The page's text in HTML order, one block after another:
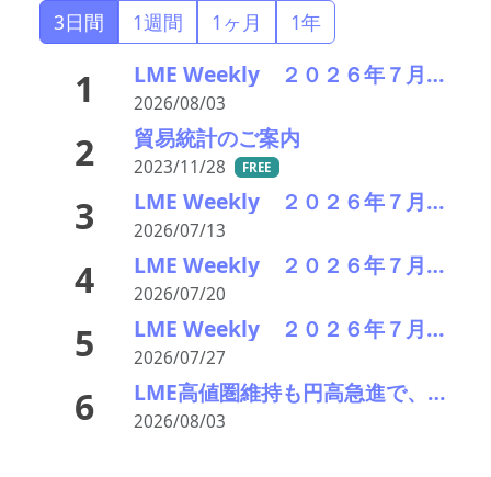
3日間 1週間 1ヶ月 1年
1 LME Weekly ２０２６年７月２７日－３１日 銅が高値圏維持 供給逼迫と在庫減少で買い優勢
2026/08/03
2 貿易統計のご案内
2023/11/28 FREE
3 LME Weekly ２０２６年７月６日－１０日 中東情勢に一喜一憂 供給懸念で品種別の強弱鮮明
2026/07/13
4 LME Weekly ２０２６年７月１３日－１７日 米インフレ鈍化で非鉄買い戻し 中東リスクなお相場を左右
2026/07/20
5 LME Weekly ２０２６年７月２０日－２４日 銅が需給逼迫で急伸 中国輸入増と在庫減少が相場牽引
2026/07/27
6 LME高値圏維持も円高急進で、銅スタート建値は90円引き下げの2,280円に 亜鉛も引き下げ649円へ
2026/08/03